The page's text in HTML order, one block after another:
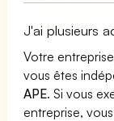
J'ai plusieurs
Votre
vous êtes
APE. Si vous
entreprise,